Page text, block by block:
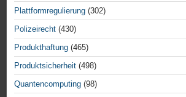
Plattformregulierung (302)
Polizeirecht (430)
Produkthaftung (465)
Produktsicherheit (498)
Quantencomputing (98)